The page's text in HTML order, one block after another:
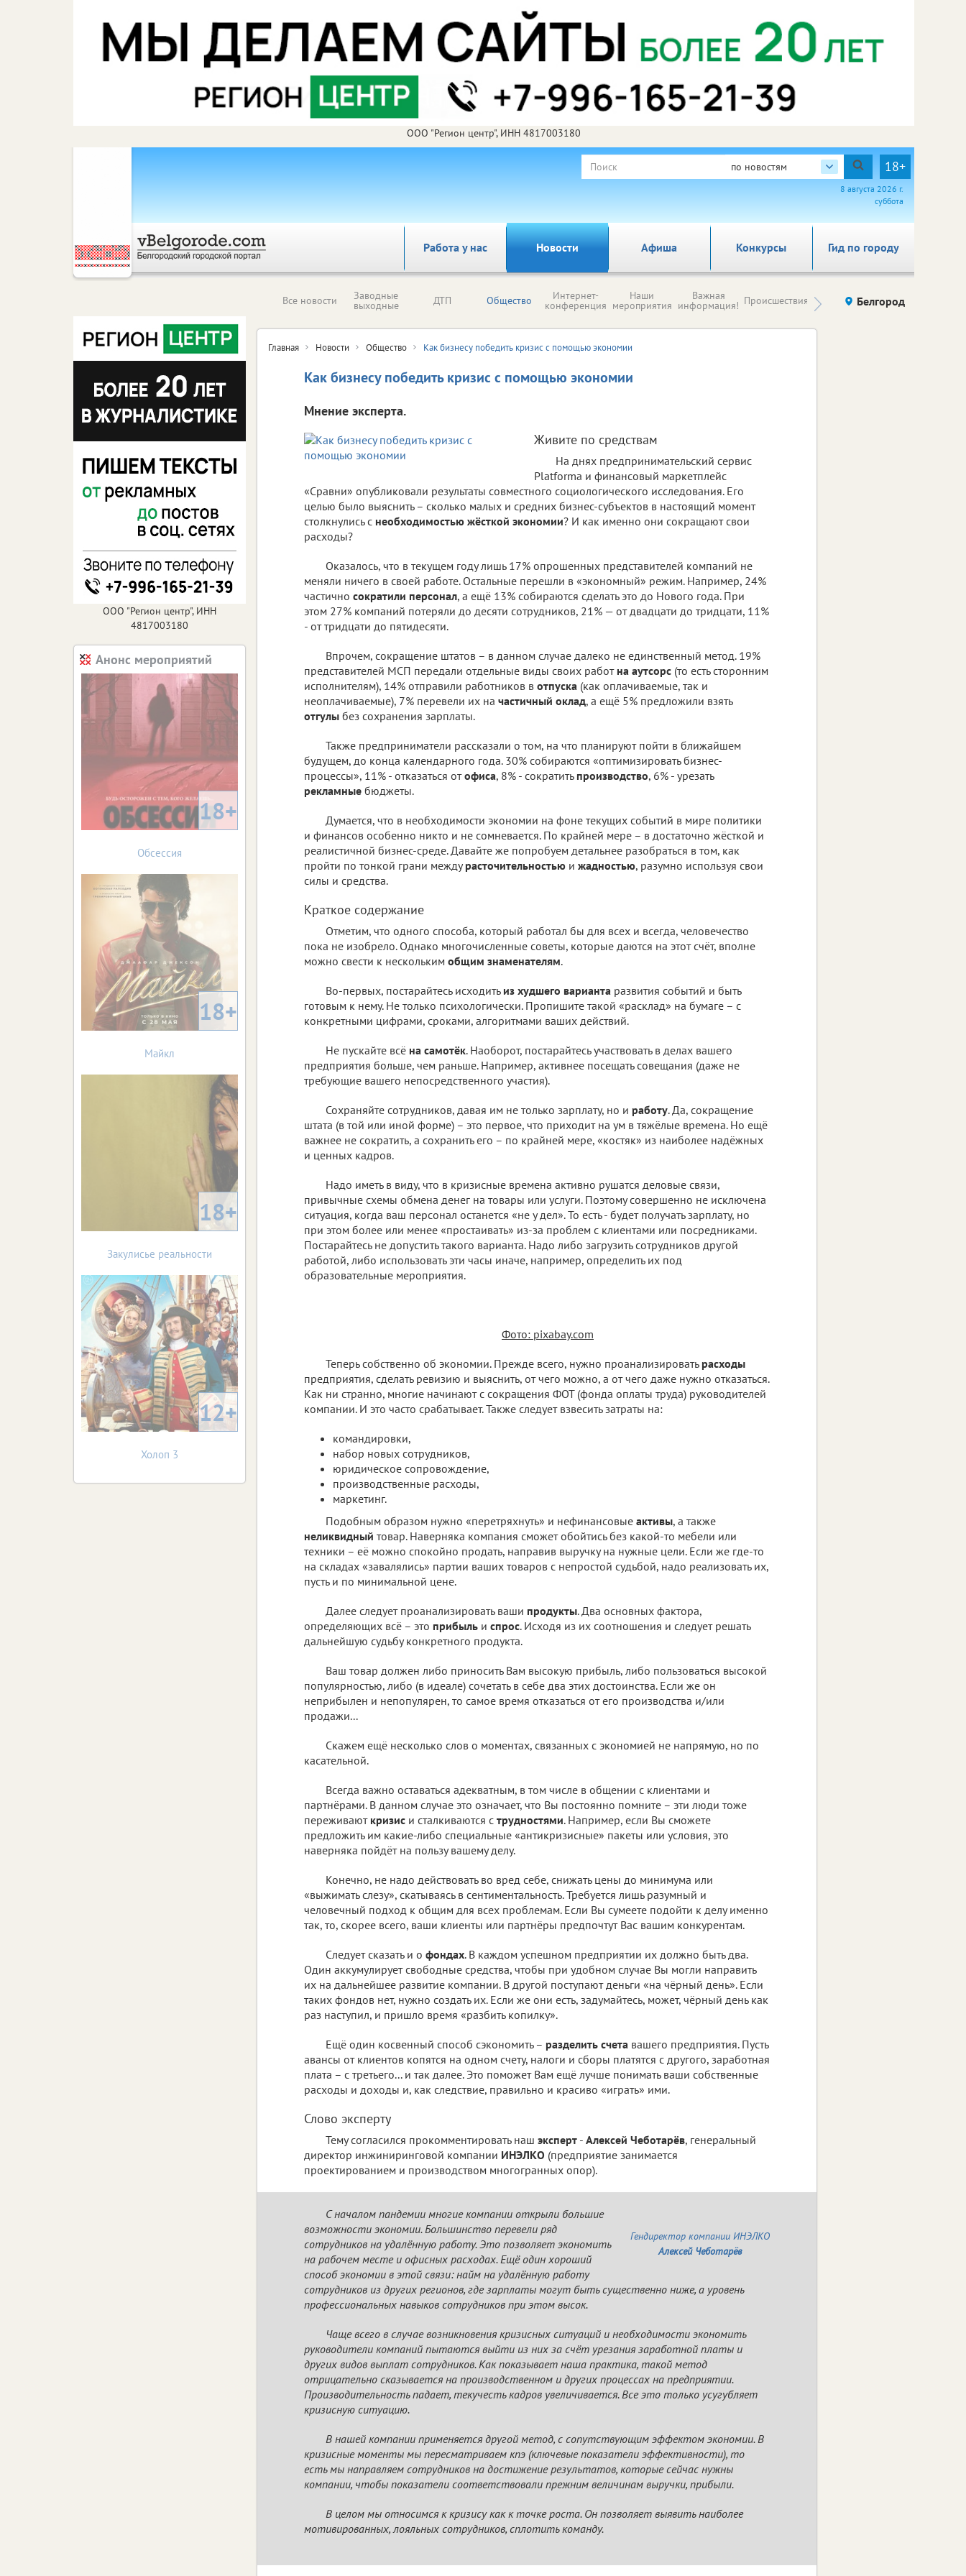
ООО "Регион центр", ИНН 4817003180
по новостям 18+
8 августа 2026 г.
суббота
Работа у нас Новости Афиша Гид по городу
Конкурсы
Все новости Заводные
выходные ДТП Общество Интернет-
конференция
Наши
мероприятия
Важная
информация! Происшествия Здоровье компаний (на
правах
Белгород
Главная Новости Общество Как бизнесу победить кризис с помощью экономии
Как бизнесу победить кризис с помощью экономии
Мнение эксперта.
Живите по средствам
На днях предпринимательский сервис
Platforma и финансовый маркетплейс
«Сравни» опубликовали результаты совместного социологического исследования. Его
целью было выяснить – сколько малых и средних бизнес-субъектов в настоящий момент
столкнулись с необходимостью жёсткой экономии? И как именно они сокращают свои
расходы?
Оказалось, что в текущем году лишь 17% опрошенных представителей компаний не
меняли ничего в своей работе. Остальные перешли в «экономный» режим. Например, 24%
частично сократили персонал, а ещё 13% собираются сделать это до Нового года. При
этом 27% компаний потеряли до десяти сотрудников, 21% — от двадцати до тридцати, 11%
- от тридцати до пятидесяти.
Впрочем, сокращение штатов – в данном случае далеко не единственный метод. 19%
представителей МСП передали отдельные виды своих работ на аутсорс (то есть сторонним
исполнителям), 14% отправили работников в отпуска (как оплачиваемые, так и
неоплачиваемые), 7% перевели их на частичный оклад, а ещё 5% предложили взять
отгулы без сохранения зарплаты.
Также предприниматели рассказали о том, на что планируют пойти в ближайшем
будущем, до конца календарного года. 30% собираются «оптимизировать бизнес-
процессы», 11% - отказаться отофиса, 8% - сократить производство, 6% - урезать
рекламные бюджеты.
Думается, что в необходимости экономии на фоне текущих событий в мире политики
и финансов особенно никто и не сомневается. По крайней мере – в достаточно жёсткой и
реалистичной бизнес-среде. Давайте же попробуем детальнее разобраться в том, как
пройти по тонкой грани междурасточительностью и жадностью, разумно используя свои
силы и средства.
Краткое содержание
Отметим, что одного способа, который работал бы для всех и всегда, человечество
пока не изобрело. Однако многочисленные советы, которые даются на этот счёт, вполне
можно свести к нескольким общим знаменателям.
Во-первых, постарайтесь исходить из худшего варианта развития событий и быть
готовым к нему. Не только психологически. Пропишите такой «расклад» на бумаге – с
конкретными цифрами, сроками, алгоритмами ваших действий.
Не пускайте всё на самотёк. Наоборот, постарайтесь участвовать в делах вашего
предприятия больше, чем раньше. Например, активнее посещать совещания (даже не
требующие вашего непосредственного участия).
Сохраняйте сотрудников, давая им не только зарплату, но и работу. Да, сокращение
штата (в той или иной форме) – это первое, что приходит на ум в тяжёлые времена. Но ещё
важнее не сократить, а сохранить его – по крайней мере, «костяк» из наиболее надёжных
и ценных кадров.
Надо иметь в виду, что в кризисные времена активно рушатся деловые связи,
привычные схемы обмена денег на товары или услуги. Поэтому совершенно не исключена
ситуация, когда ваш персонал останется «не у дел». То есть - будет получать зарплату, но
при этом более или менее «простаивать» из-за проблем с клиентами или посредниками.
Постарайтесь не допустить такого варианта. Надо либо загрузить сотрудников другой
работой, либо использовать эти часы иначе, например, определить их под
образовательные мероприятия.
Фото: pixabay.com
Теперь собственно об экономии. Прежде всего, нужно проанализировать расходы
предприятия, сделать ревизию и выяснить, от чего можно, а от чего даже нужно отказаться.
Как ни странно, многие начинают с сокращения ФОТ (фонда оплаты труда) руководителей
компании. И это часто срабатывает. Также следует взвесить затраты на:
командировки,
набор новых сотрудников,
юридическое сопровождение,
производственные расходы,
маркетинг.
Подобным образом нужно «перетряхнуть» и нефинансовые активы, а также
неликвидный товар. Наверняка компания сможет обойтись без какой-то мебели или
техники – её можно спокойно продать, направив выручку на нужные цели. Если же где-то
на складах «завалялись» партии ваших товаров с непростой судьбой, надо реализовать их,
пусть и по минимальной цене.
Далее следует проанализировать ваши продукты. Два основных фактора,
определяющих всё – это прибыль и спрос. Исходя из их соотношения и следует решать
дальнейшую судьбу конкретного продукта.
Ваш товар должен либо приносить Вам высокую прибыль, либо пользоваться высокой
популярностью, либо (в идеале) сочетать в себе два этих достоинства. Если же он
неприбылен и непопулярен, то самое время отказаться от его производства и/или
продажи...
Скажем ещё несколько слов о моментах, связанных с экономией не напрямую, но по
касательной.
Всегда важно оставаться адекватным, в том числе в общении с клиентами и
партнёрами. В данном случае это означает, что Вы постоянно помните – эти люди тоже
переживают кризис и сталкиваются с трудностями. Например, если Вы сможете
предложить им какие-либо специальные «антикризисные» пакеты или условия, это
наверняка пойдёт на пользу вашему делу.
Конечно, не надо действовать во вред себе, снижать цены до минимума или
«выжимать слезу», скатываясь в сентиментальность. Требуется лишь разумный и
человечный подход к общим для всех проблемам. Если Вы сумеете подойти к делу именно
так, то, скорее всего, ваши клиенты или партнёры предпочтут Вас вашим конкурентам.
Следует сказать и о фондах. В каждом успешном предприятии их должно быть два.
Один аккумулирует свободные средства, чтобы при удобном случае Вы могли направить
их на дальнейшее развитие компании. В другой поступают деньги «на чёрный день». Если
таких фондов нет, нужно создать их. Если же они есть, задумайтесь, может, чёрный день как
раз наступил, и пришло время «разбить копилку».
Ещё один косвенный способ сэкономить – разделить счета вашего предприятия. Пусть
авансы от клиентов копятся на одном счету, налоги и сборы платятся с другого, заработная
плата – с третьего... и так далее. Это поможет Вам ещё лучше понимать ваши собственные
расходы и доходы и, как следствие, правильно и красиво «играть» ими.
Слово эксперту
Тему согласился прокомментировать наш эксперт - Алексей Чеботарёв, генеральный
директор инжиниринговой компании ИНЭЛКО (предприятие занимается
проектированием и производством многогранных опор).
Гендиректор компании ИНЭЛКО
Алексей Чеботарёв
С началом пандемии многие компании открыли большие
возможности экономии. Большинство перевели ряд
сотрудников на удалённую работу. Это позволяет экономить
на рабочем месте и офисных расходах. Ещё один хороший
способ экономии в этой связи: найм на удалённую работу
сотрудников из других регионов, где зарплаты могут быть существенно ниже, а уровень
профессиональных навыков сотрудников при этом высок.
Чаще всего в случае возникновения кризисных ситуаций и необходимости экономить
руководители компаний пытаются выйти из них за счёт урезания заработной платы и
других видов выплат сотрудников. Как показывает наша практика, такой метод
отрицательно сказывается на производственном и других процессах на предприятии.
Производительность падает, текучесть кадров увеличивается. Все это только усугубляет
кризисную ситуацию.
В нашей компании применяется другой метод, с сопутствующим эффектом экономии. В
кризисные моменты мы пересматриваем кпэ (ключевые показатели эффективности), то
есть мы направляем сотрудников на достижение результатов, которые сейчас нужны
компании, чтобы показатели соответствовали прежним величинам выручки, прибыли.
В целом мы относимся к кризису как к точке роста. Он позволяет выявить наиболее
мотивированных, лояльных сотрудников, сплотить команду.
ООО "Регион центр", ИНН
4817003180
Анонс мероприятий
18+
Обсессия
18+
Майкл
18+
Закулисье реальности
12+
Холоп 3